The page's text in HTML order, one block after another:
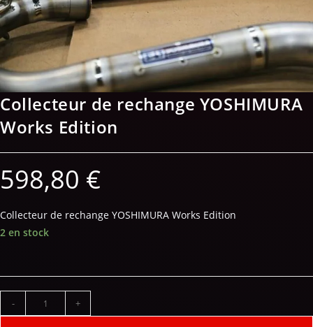
Collecteur de rechange YOSHIMURA
Works Edition
598,80 €
Collecteur de rechange YOSHIMURA Works Edition
2 en stock
- +